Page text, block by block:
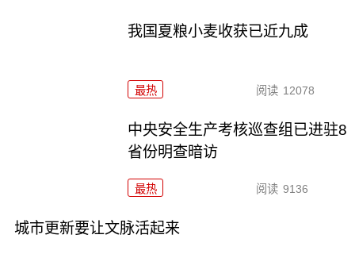
我国夏粮小麦收获已近九成
最热 阅读 12078
中央安全生产考核巡查组已进驻8
省份明查暗访
最热 阅读 9136
城市更新要让文脉活起来